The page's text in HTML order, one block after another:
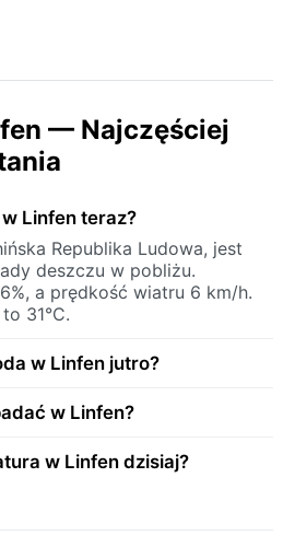
— Najczęściej
Linfen teraz?
Republika Ludowa, jest
deszczu w pobliżu.
a prędkość wiatru 6 km/h.
31°C.
w Linfen jutro?
w Linfen?
w Linfen dzisiaj?